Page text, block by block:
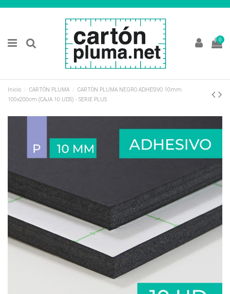
0
Inicio CARTÓN PLUMA
CARTÓN PLUMA NEGRO ADHESIVO 10mm
100x200cm (CAJA 10 UDS) - SERIE PLUS